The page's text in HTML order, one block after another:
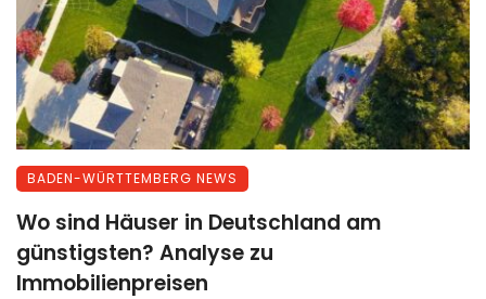
BADEN-WÜRTTEMBERG NEWS
Wo sind Häuser in Deutschland am
günstigsten? Analyse zu
Immobilienpreisen